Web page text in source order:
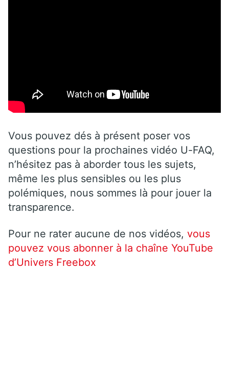
Vous pouvez dés à présent poser vos
questions pour la prochaines vidéo U-FAQ,
n’hésitez pas à aborder tous les sujets,
même les plus sensibles ou les plus
polémiques, nous sommes là pour jouer la
transparence.
Pour ne rater aucune de nos vidéos, vous
pouvez vous abonner à la chaîne YouTube
d’Univers Freebox